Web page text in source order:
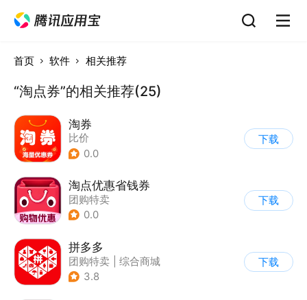
首页 软件 相关推荐
“淘点券”的相关推荐(25)
淘券
比价
0.0
下载
淘点优惠省钱券
团购特卖
0.0
下载
拼多多
团购特卖
综合商城
3.8
下载